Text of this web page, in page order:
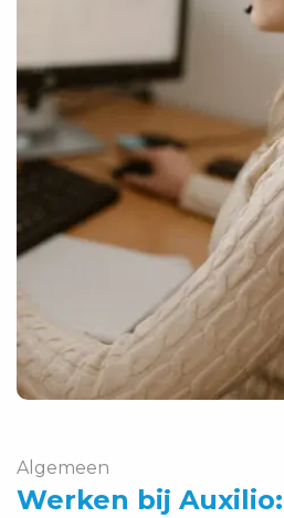
Algemeen
Werken bij